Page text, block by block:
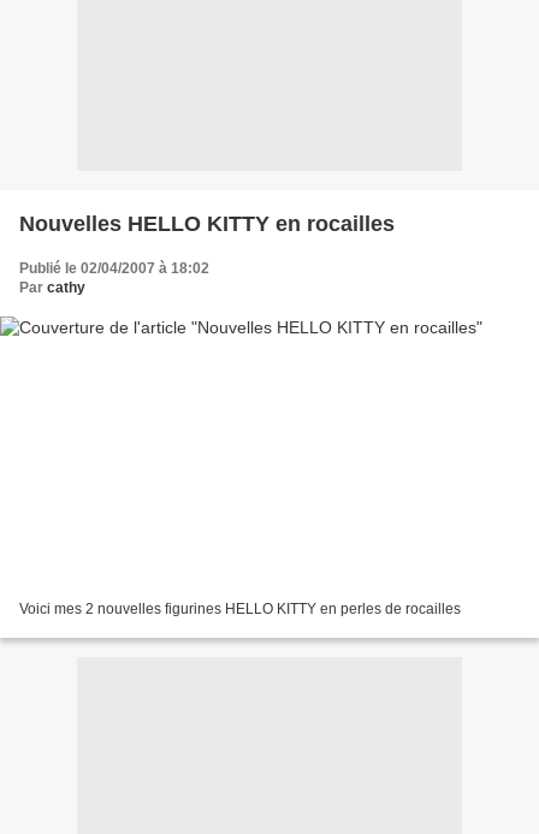
Nouvelles HELLO KITTY en rocailles
Publié le 02/04/2007 à 18:02
Par cathy
Voici mes 2 nouvelles figurines HELLO KITTY en perles de rocailles